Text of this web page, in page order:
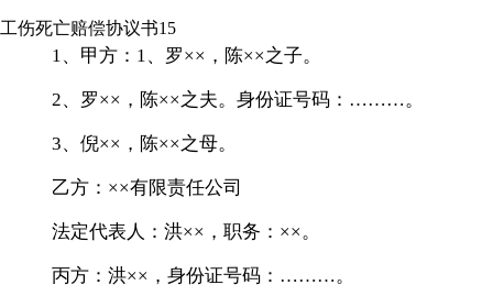
工伤死亡赔偿协议书15
1、甲方：1、罗××，陈××之子。
2、罗××，陈××之夫。身份证号码：………。
3、倪××，陈××之母。
乙方：××有限责任公司
法定代表人：洪××，职务：××。
丙方：洪××，身份证号码：………。